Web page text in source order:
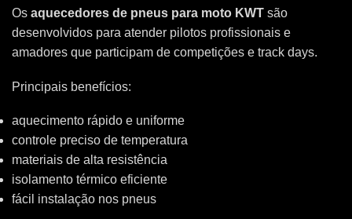
Os aquecedores de pneus para moto KWT são
desenvolvidos para atender pilotos profissionais e
amadores que participam de competições e track days.
Principais benefícios:
aquecimento rápido e uniforme
controle preciso de temperatura
materiais de alta resistência
isolamento térmico eficiente
fácil instalação nos pneus